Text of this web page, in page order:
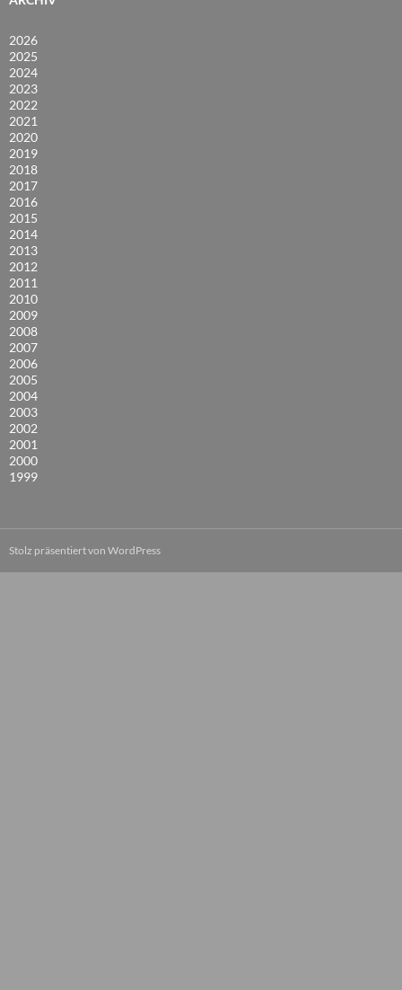
2026
2025
2024
2023
2022
2021
2020
2019
2018
2017
2016
2015
2014
2013
2012
2011
2010
2009
2008
2007
2006
2005
2004
2003
2002
2001
2000
1999
Stolz präsentiert von WordPress